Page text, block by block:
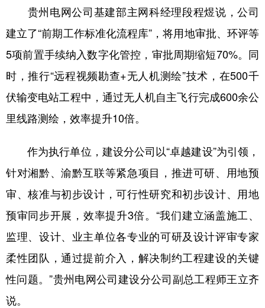
Deutsch Português
贵州电网公司基建部主网科经理段程煜说，公司
建立了“前期工作标准化流程库”，将用地审批、环评等
5项前置手续纳入数字化管控，审批周期缩短70%。同
时，推行“远程视频勘查+无人机测绘”技术，在500千
伏输变电站工程中，通过无人机自主飞行完成600余公
里线路测绘，效率提升10倍。
作为执行单位，建设分公司以“卓越建设”为引领，
针对湘黔、渝黔互联等紧急项目，推进可研、用地预
审、核准与初步设计，可行性研究和初步设计、用地
预审同步开展，效率提升3倍。“我们建立涵盖施工、
监理、设计、业主单位各专业的可研及设计评审专家
柔性团队，通过提前介入，解决制约工程建设的关键
性问题。”贵州电网公司建设分公司副总工程师王立齐
说。